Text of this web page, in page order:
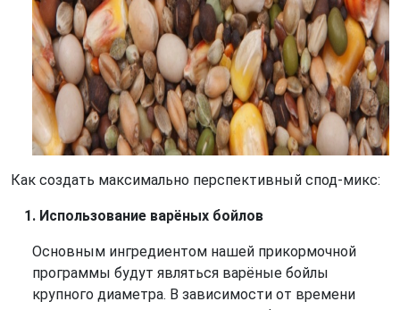
Как создать максимально перспективный спод-микс:
Использование варёных бойлов
Основным ингредиентом нашей прикормочной
программы будут являться варёные бойлы
крупного диаметра. В зависимости от времени